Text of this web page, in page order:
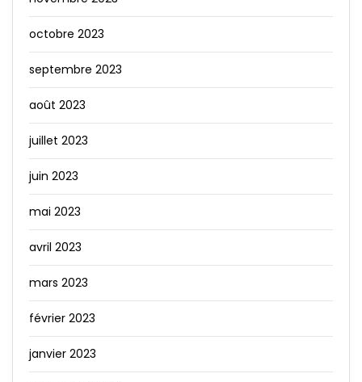
octobre 2023
septembre 2023
août 2023
juillet 2023
juin 2023
mai 2023
avril 2023
mars 2023
février 2023
janvier 2023